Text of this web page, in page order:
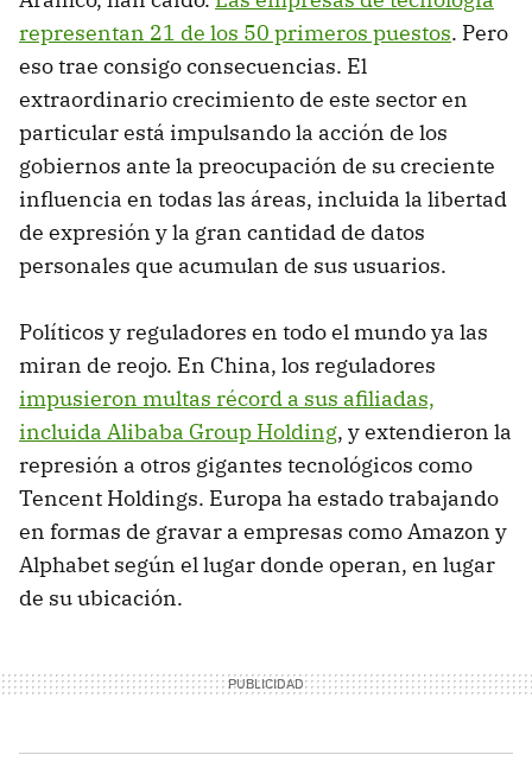
representan 21 de los 50 primeros puestos. Pero
eso trae consigo consecuencias. El
extraordinario crecimiento de este sector en
particular está impulsando la acción de los
gobiernos ante la preocupación de su creciente
influencia en todas las áreas, incluida la libertad
de expresión y la gran cantidad de datos
personales que acumulan de sus usuarios.
Políticos y reguladores en todo el mundo ya las
miran de reojo. En China, los reguladores
impusieron multas récord a sus afiliadas,
incluida Alibaba Group Holding, y extendieron la
represión a otros gigantes tecnológicos como
Tencent Holdings. Europa ha estado trabajando
en formas de gravar a empresas como Amazon y
Alphabet según el lugar donde operan, en lugar
de su ubicación.